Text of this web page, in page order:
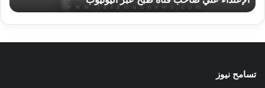
تسامح نيوز